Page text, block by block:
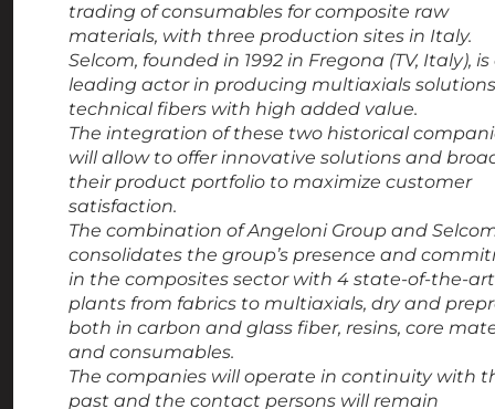
trading of consumables for composite raw
materials, with three production sites in Italy.
Selcom, founded in 1992 in Fregona (TV, Italy), is
leading actor in producing multiaxials
technical fibers with high added value.
The integration of these two historical
will allow to offer innovative solutions and
their product portfolio to maximize customer
satisfaction.
The combination of Angeloni Group and
consolidates the group’s presence and
in the composites sector with 4 state-of-the-art
plants from fabrics to multiaxials, dry and
both in carbon and glass fiber, resins, core
and consumables.
The companies will operate in continuity with
past and the contact persons will remain